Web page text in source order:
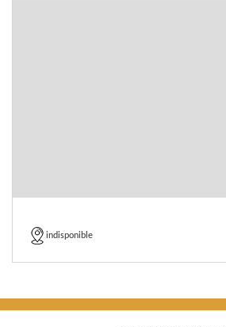
indisponible